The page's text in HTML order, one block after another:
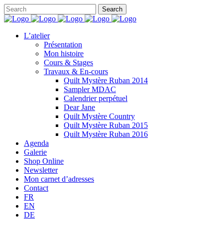
L’atelier
Présentation
Mon histoire
Cours & Stages
Travaux & En-cours
Quilt Mystère Ruban 2014
Sampler MDAC
Calendrier perpétuel
Dear Jane
Quilt Mystère Country
Quilt Mystère Ruban 2015
Quilt Mystère Ruban 2016
Agenda
Galerie
Shop Online
Newsletter
Mon carnet d’adresses
Contact
FR
EN
DE